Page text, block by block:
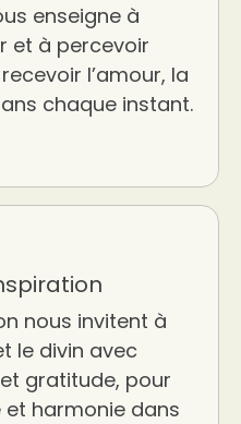
enseigne à
et à percevoir
l’amour, la
chaque instant.
nous invitent à
le divin avec
gratitude, pour
harmonie dans